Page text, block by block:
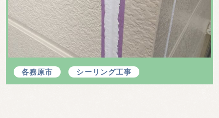
各務原市 シーリング工事